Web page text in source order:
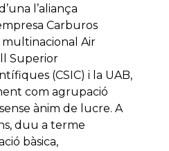
l’aliança
Carburos
Air
Superior
(CSIC) i la UAB,
com agrupació
ànim de lucre. A
duu a terme
bàsica,